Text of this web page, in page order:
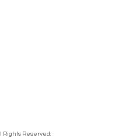
Rights Reserved.